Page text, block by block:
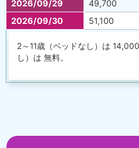
2026/09/29 49,700
2026/09/30
51,100
2～11歳（ベッドなし）は
し）は 無料。